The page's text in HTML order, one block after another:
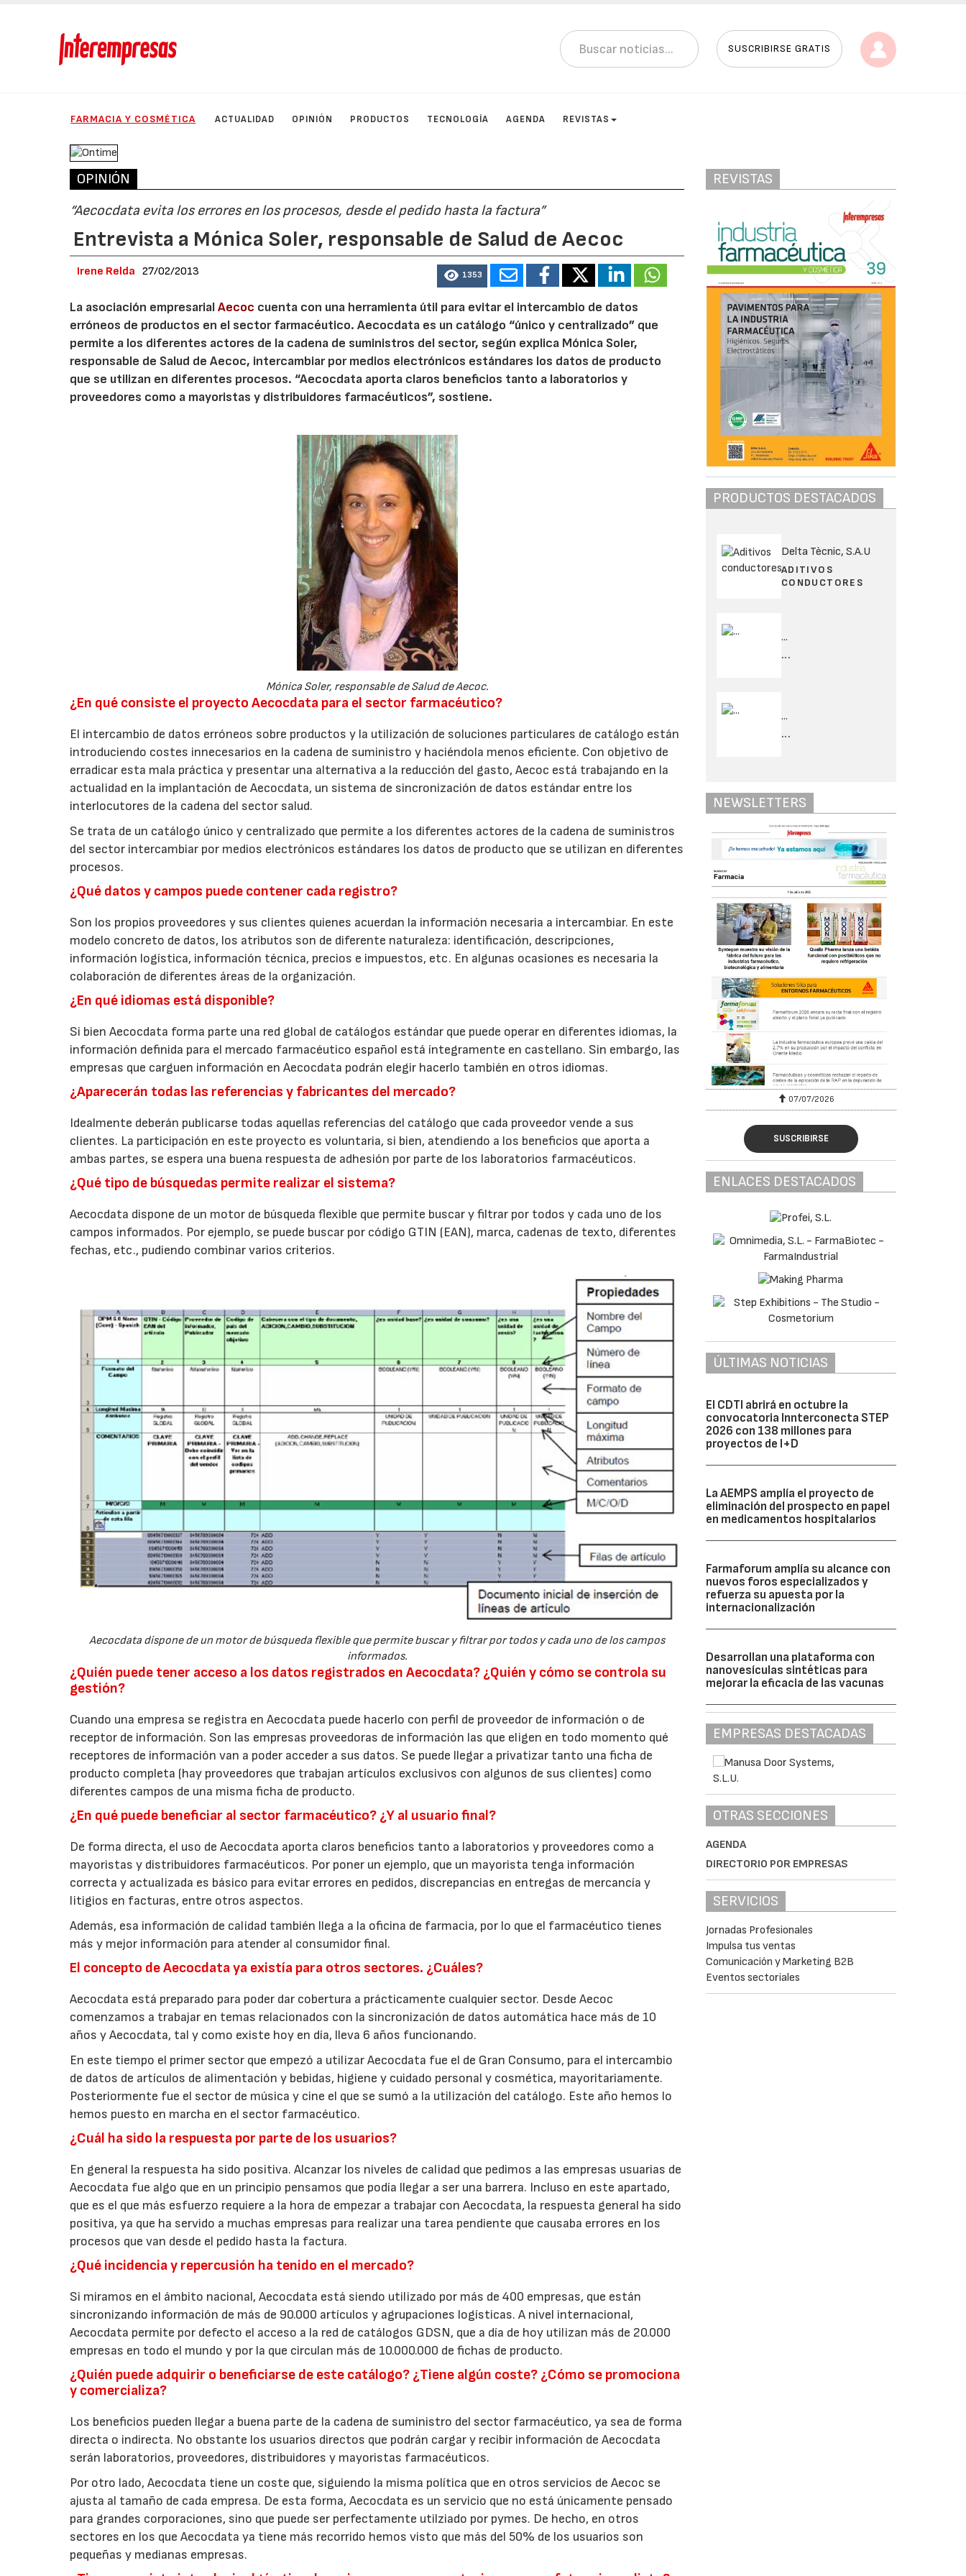
SUSCRIBIRSE GRATIS
FARMACIA Y COSMÉTICA ACTUALIDAD OPINIÓN PRODUCTOS TECNOLOGÍA AGENDA REVISTAS
OPINIÓN
“Aecocdata evita los errores en los procesos, desde el pedido hasta la factura”
Entrevista a Mónica Soler, responsable de Salud de Aecoc
Irene Relda 27/02/2013 1353
La asociación empresarialAecoc cuenta con una herramienta útil para evitar el intercambio de datos
erróneos de productos en el sector farmacéutico. Aecocdata es un catálogo “único y centralizado” que
permite a los diferentes actores de la cadena de suministros del sector, según explica Mónica Soler,
responsable de Salud de Aecoc, intercambiar por medios electrónicos estándares los datos de producto
que se utilizan en diferentes procesos. “Aecocdata aporta claros beneficios tanto a laboratorios y
proveedores como a mayoristas y distribuidores farmacéuticos”, sostiene.
Mónica Soler, responsable de Salud de Aecoc.
¿En qué consiste el proyecto Aecocdata para el sector farmacéutico?
El intercambio de datos erróneos sobre productos y la utilización de soluciones particulares de catálogo están
introduciendo costes innecesarios en la cadena de suministro y haciéndola menos eficiente. Con objetivo de
erradicar esta mala práctica y presentar una alternativa a la reducción del gasto, Aecoc está trabajando en la
actualidad en la implantación de Aecocdata, un sistema de sincronización de datos estándar entre los
interlocutores de la cadena del sector salud.
Se trata de un catálogo único y centralizado que permite a los diferentes actores de la cadena de suministros
del sector intercambiar por medios electrónicos estándares los datos de producto que se utilizan en diferentes
procesos.
¿Qué datos y campos puede contener cada registro?
Son los propios proveedores y sus clientes quienes acuerdan la información necesaria a intercambiar. En este
modelo concreto de datos, los atributos son de diferente naturaleza: identificación, descripciones,
información logística, información técnica, precios e impuestos, etc. En algunas ocasiones es necesaria la
colaboración de diferentes áreas de la organización.
¿En qué idiomas está disponible?
Si bien Aecocdata forma parte una red global de catálogos estándar que puede operar en diferentes idiomas, la
información definida para el mercado farmacéutico español está íntegramente en castellano. Sin embargo, las
empresas que carguen información en Aecocdata podrán elegir hacerlo también en otros idiomas.
¿Aparecerán todas las referencias y fabricantes del mercado?
Idealmente deberán publicarse todas aquellas referencias del catálogo que cada proveedor vende a sus
clientes. La participación en este proyecto es voluntaria, si bien, atendiendo a los beneficios que aporta a
ambas partes, se espera una buena respuesta de adhesión por parte de los laboratorios farmacéuticos.
¿Qué tipo de búsquedas permite realizar el sistema?
Aecocdata dispone de un motor de búsqueda flexible que permite buscar y filtrar por todos y cada uno de los
campos informados. Por ejemplo, se puede buscar por código GTIN (EAN), marca, cadenas de texto, diferentes
fechas, etc., pudiendo combinar varios criterios.
Aecocdata dispone de un motor de búsqueda flexible que permite buscar y filtrar por todos y cada uno de los campos
informados.
¿Quién puede tener acceso a los datos registrados en Aecocdata? ¿Quién y cómo se controla su
gestión?
Cuando una empresa se registra en Aecocdata puede hacerlo con perfil de proveedor de información o de
receptor de información. Son las empresas proveedoras de información las que eligen en todo momento qué
receptores de información van a poder acceder a sus datos. Se puede llegar a privatizar tanto una ficha de
producto completa (hay proveedores que trabajan artículos exclusivos con algunos de sus clientes) como
diferentes campos de una misma ficha de producto.
¿En qué puede beneficiar al sector farmacéutico? ¿Y al usuario final?
De forma directa, el uso de Aecocdata aporta claros beneficios tanto a laboratorios y proveedores como a
mayoristas y distribuidores farmacéuticos. Por poner un ejemplo, que un mayorista tenga información
correcta y actualizada es básico para evitar errores en pedidos, discrepancias en entregas de mercancía y
litigios en facturas, entre otros aspectos.
Además, esa información de calidad también llega a la oficina de farmacia, por lo que el farmacéutico tienes
más y mejor información para atender al consumidor final.
El concepto de Aecocdata ya existía para otros sectores. ¿Cuáles?
Aecocdata está preparado para poder dar cobertura a prácticamente cualquier sector. Desde Aecoc
comenzamos a trabajar en temas relacionados con la sincronización de datos automática hace más de 10
años y Aecocdata, tal y como existe hoy en día, lleva 6 años funcionando.
En este tiempo el primer sector que empezó a utilizar Aecocdata fue el de Gran Consumo, para el intercambio
de datos de artículos de alimentación y bebidas, higiene y cuidado personal y cosmética, mayoritariamente.
Posteriormente fue el sector de música y cine el que se sumó a la utilización del catálogo. Este año hemos lo
hemos puesto en marcha en el sector farmacéutico.
¿Cuál ha sido la respuesta por parte de los usuarios?
En general la respuesta ha sido positiva. Alcanzar los niveles de calidad que pedimos a las empresas usuarias de
Aecocdata fue algo que en un principio pensamos que podía llegar a ser una barrera. Incluso en este apartado,
que es el que más esfuerzo requiere a la hora de empezar a trabajar con Aecocdata, la respuesta general ha sido
positiva, ya que ha servido a muchas empresas para realizar una tarea pendiente que causaba errores en los
procesos que van desde el pedido hasta la factura.
¿Qué incidencia y repercusión ha tenido en el mercado?
Si miramos en el ámbito nacional, Aecocdata está siendo utilizado por más de 400 empresas, que están
sincronizando información de más de 90.000 artículos y agrupaciones logísticas. A nivel internacional,
Aecocdata permite por defecto el acceso a la red de catálogos GDSN, que a día de hoy utilizan más de 20.000
empresas en todo el mundo y por la que circulan más de 10.000.000 de fichas de producto.
¿Quién puede adquirir o beneficiarse de este catálogo? ¿Tiene algún coste? ¿Cómo se promociona
y comercializa?
Los beneficios pueden llegar a buena parte de la cadena de suministro del sector farmacéutico, ya sea de forma
directa o indirecta. No obstante los usuarios directos que podrán cargar y recibir información de Aecocdata
serán laboratorios, proveedores, distribuidores y mayoristas farmacéuticos.
Por otro lado, Aecocdata tiene un coste que, siguiendo la misma política que en otros servicios de Aecoc se
ajusta al tamaño de cada empresa. De esta forma, Aecocdata es un servicio que no está únicamente pensado
para grandes corporaciones, sino que puede ser perfectamente utilziado por pymes. De hecho, en otros
sectores en los que Aecocdata ya tiene más recorrido hemos visto que más del 50% de los usuarios son
pequeñas y medianas empresas.
REVISTAS
PRODUCTOS DESTACADOS
Delta Tècnic, S.A.U
ADITIVOS
CONDUCTORES
...
...
...
...
NEWSLETTERS
07/07/2026 07/07/2026
SUSCRIBIRSE
ENLACES DESTACADOS
ÚLTIMAS NOTICIAS
El CDTI abrirá en octubre la
convocatoria Innterconecta STEP
2026 con 138 millones para
proyectos de I+D
La AEMPS amplía el proyecto de
eliminación del prospecto en papel
en medicamentos hospitalarios
Farmaforum amplía su alcance con
nuevos foros especializados y
refuerza su apuesta por la
internacionalización
Desarrollan una plataforma con
nanovesículas sintéticas para
mejorar la eficacia de las vacunas
EMPRESAS DESTACADAS
OTRAS SECCIONES
AGENDA
DIRECTORIO POR EMPRESAS
SERVICIOS
Jornadas Profesionales
Impulsa tus ventas
Comunicación y Marketing B2B
Eventos sectoriales